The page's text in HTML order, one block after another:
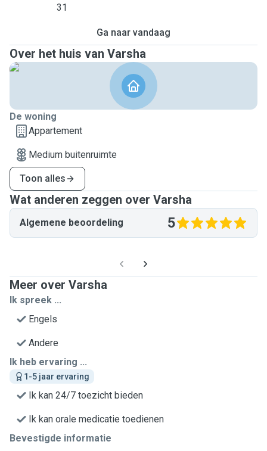
31
Ga naar vandaag
Over het huis van Varsha
De woning
Appartement
Medium buitenruimte
Toon alles
Wat anderen zeggen over Varsha
Algemene beoordeling 5
Meer over Varsha
Ik spreek ...
Engels
Andere
Ik heb ervaring ...
1-5 jaar ervaring
Ik kan 24/7 toezicht bieden
Ik kan orale medicatie toedienen
Bevestigde informatie